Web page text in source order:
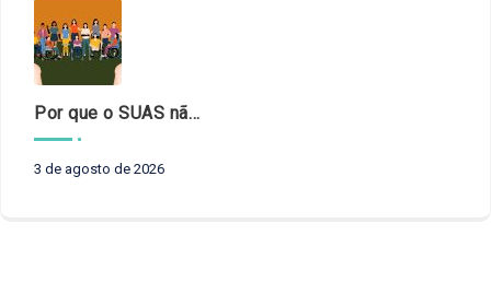
Por que o SUAS não pode esperar?
3 de agosto de 2026